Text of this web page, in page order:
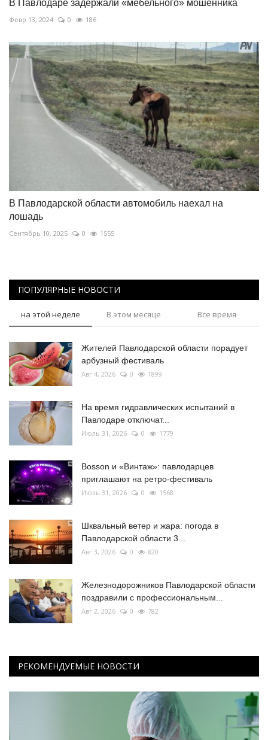
В Павлодаре задержали «мебельного» мошенника
Февр 13, 2024 0 186
В Павлодарской области автомобиль наехал на
лошадь
Сентябрь 10, 2025 0 1555
ПОПУЛЯРНЫЕ НОВОСТИ
на этой неделе В этом месяце Все время
Жителей Павлодарской области порадует
арбузный фестиваль
Авг 4, 2026 0 1899
На время гидравлических испытаний в
Павлодаре отключат...
Июль 31, 2026 0 1779
Bosson и «Винтаж»: павлодарцев
приглашают на ретро-фестиваль
Июль 31, 2026 0 1568
Шквальный ветер и жара: погода в
Павлодарской области 3...
Авг 3, 2026 0 820
Железнодорожников Павлодарской области
поздравили с профессиональным...
Авг 2, 2026 0 782
РЕКОМЕНДУЕМЫЕ НОВОСТИ